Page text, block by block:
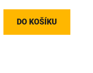
DO KOŠÍKU